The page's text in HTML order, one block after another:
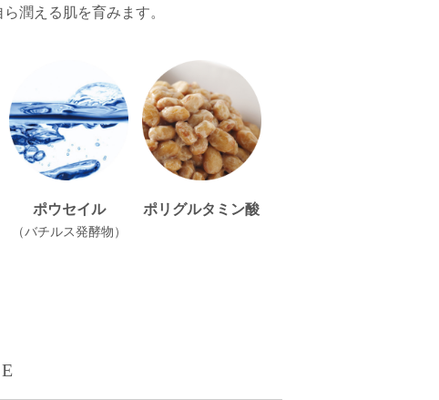
潤える肌を育みます。
ポウセイル
（バチルス発酵物）
ポリグルタミン酸